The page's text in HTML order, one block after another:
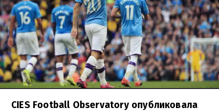
CIES Football Observatory опубликовала